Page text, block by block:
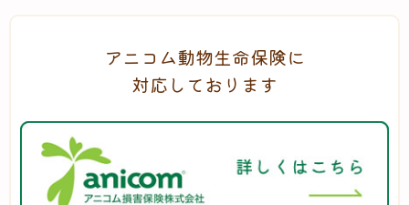
アニコム動物生命保険に
対応しております